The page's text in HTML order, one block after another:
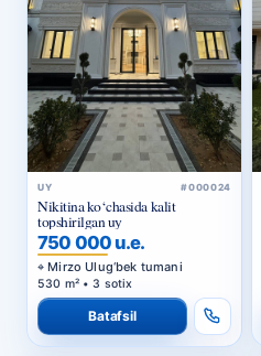
UY #000024
Nikitina ko‘chasida kalit
topshirilgan uy
750 000 u.e.
Mirzo Ulug‘bek tumani
530 m² • 3 sotix
Batafsil